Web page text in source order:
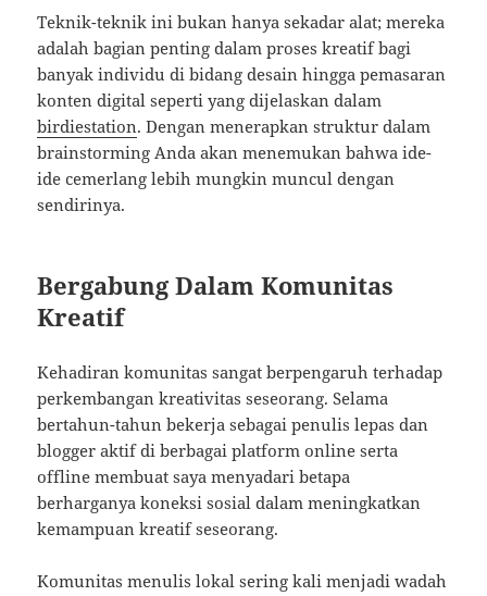
Teknik-teknik ini bukan hanya sekadar alat; mereka
adalah bagian penting dalam proses kreatif bagi
banyak individu di bidang desain hingga pemasaran
konten digital seperti yang dijelaskan dalam
birdiestation. Dengan menerapkan struktur dalam
brainstorming Anda akan menemukan bahwa ide-
ide cemerlang lebih mungkin muncul dengan
sendirinya.
Bergabung Dalam Komunitas
Kreatif
Kehadiran komunitas sangat berpengaruh terhadap
perkembangan kreativitas seseorang. Selama
bertahun-tahun bekerja sebagai penulis lepas dan
blogger aktif di berbagai platform online serta
offline membuat saya menyadari betapa
berharganya koneksi sosial dalam meningkatkan
kemampuan kreatif seseorang.
Komunitas menulis lokal sering kali menjadi wadah